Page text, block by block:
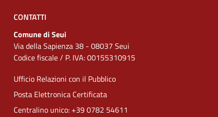
CONTATTI
Comune di Seui
Via della Sapienza 38 - 08037 Seui
Codice fiscale / P. IVA: 00155310915
Ufficio Relazioni con il Pubblico
Posta Elettronica Certificata
Centralino unico: +39 0782 54611